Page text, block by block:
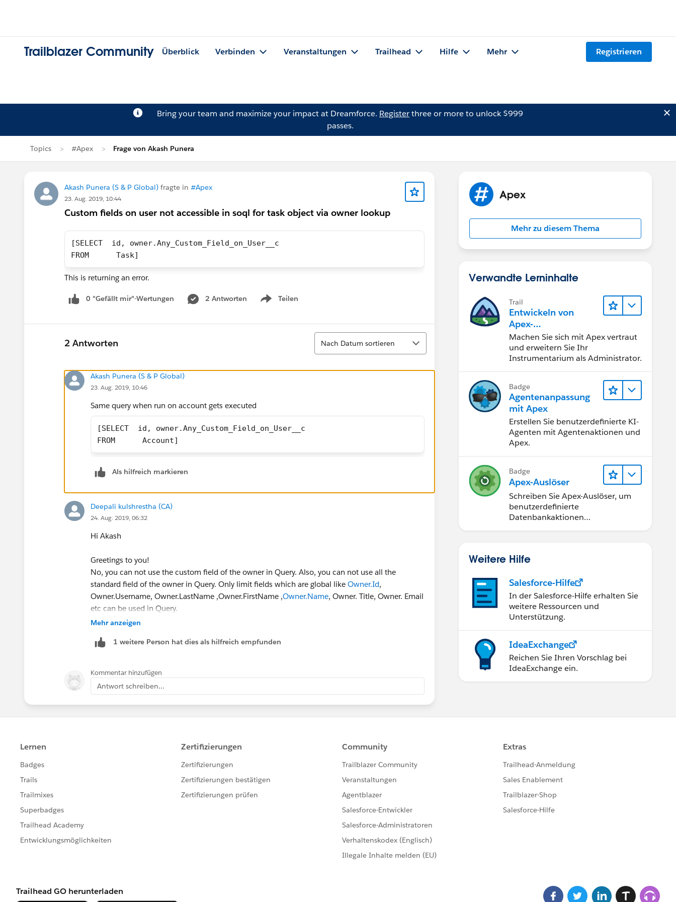
Trailblazer Community Überblick Verbinden Veranstaltungen Trailhead Hilfe Mehr Registrieren
Bring your team and maximize your impact at Dreamforce. Registerthree or more to unlock $999
passes.
Topics #Apex Frage von Akash Punera
Akash Punera (S & P Global) fragte in #Apex
23. Aug. 2019, 10:44
Custom fields on user not accessible in soql for task object via owner lookup
[SELECT  id, owner.Any_Custom_Field_on_User__c
FROM      Task]
This is returning an error.
0 "Gefällt mir"-Wertungen 2 Antworten Teilen
Show menu
2 Antworten
Sortieren
Nach Datum sortieren
Akash Punera (S & P Global)
23. Aug. 2019, 10:46
Same query when run on account gets executed
[SELECT  id, owner.Any_Custom_Field_on_User__c
FROM      Account]
Als hilfreich markieren
Deepali kulshrestha (CA)
24. Aug. 2019, 06:32
Hi Akash
Greetings to you!
No, you can not use the custom field of the owner in Query. Also, you can not use all the
standard field of the owner in Query. Only limit fields which are global like Owner.Id,
Owner.Username, Owner.LastName ,Owner.FirstName ,Owner.Name, Owner. Title, Owner. Email
etc can be used in Query.
If you required those field in the query you can create Formula field like
So I added a custom formula field named Owner_Primary_Functions__c to Task object to
TEXT(Owner:User.Primary_Functions__c).
Now, this query works for me:
SELECT Id, Subject,Owner.Name, Owner_Primary_Functions__c FROM Task
Thanks
Mehr anzeigen
1 weitere Person hat dies als hilfreich empfunden
Kommentar hinzufügen
Antwort schreiben...
Apex
Mehr zu diesem Thema
Verwandte Lerninhalte
Trail
Entwickeln von
Apex-
Programmierkenntni
ssen
Machen Sie sich mit Apex vertraut
und erweitern Sie Ihr
Instrumentarium als Administrator.
Badge
Agentenanpassung
mit Apex
Erstellen Sie benutzerdefinierte KI-
Agenten mit Agentenaktionen und
Apex.
Badge
Apex-Auslöser
Schreiben Sie Apex-Auslöser, um
benutzerdefinierte
Datenbankaktionen
Weitere Hilfe
Salesforce-Hilfe
In der Salesforce-Hilfe erhalten Sie
weitere Ressourcen und
Unterstützung.
IdeaExchange
Reichen Sie Ihren Vorschlag bei
IdeaExchange ein.